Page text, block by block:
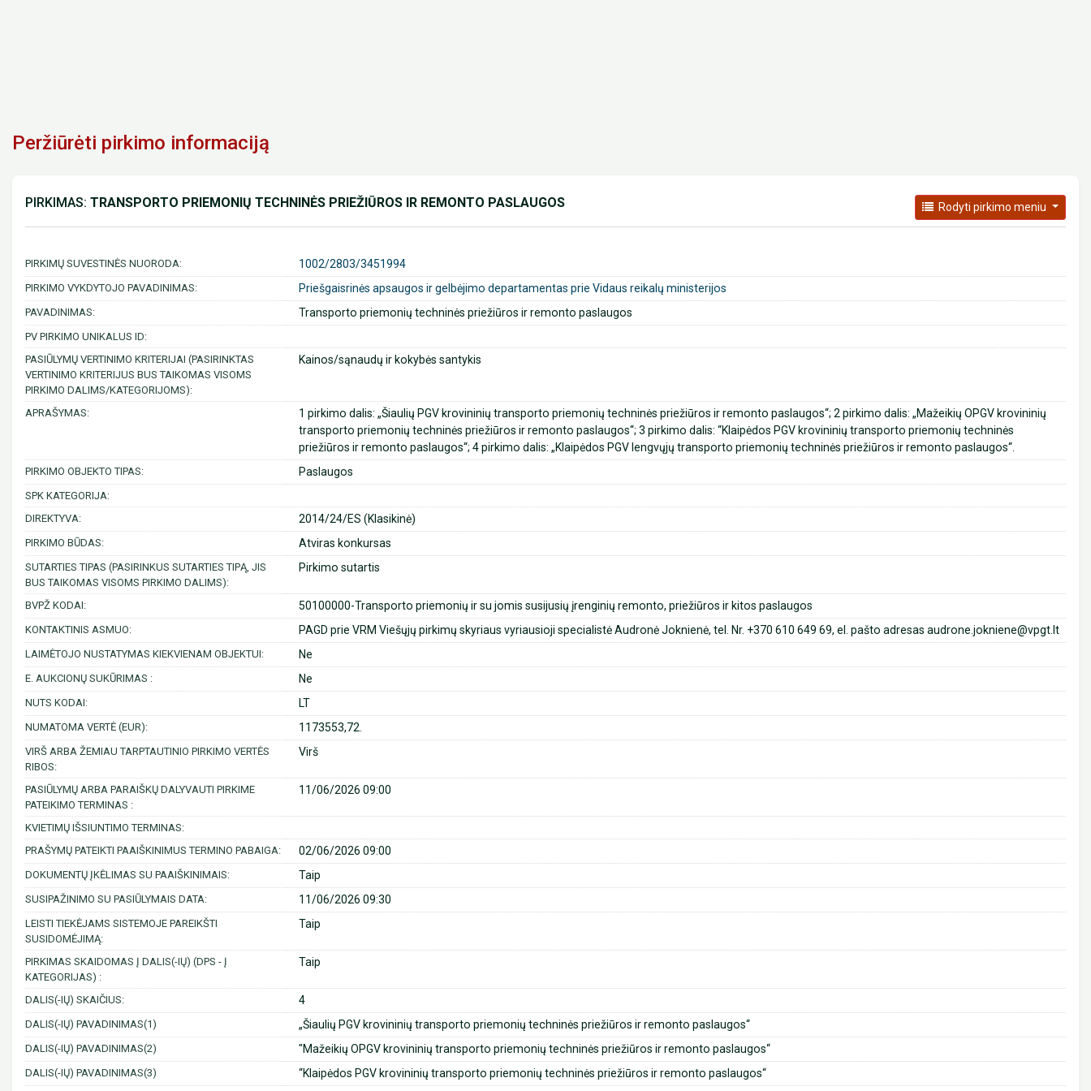
Peržiūrėti pirkimo informaciją
PIRKIMAS: TRANSPORTO PRIEMONIŲ TECHNINĖS PRIEŽIŪROS IR REMONTO PASLAUGOS Rodyti pirkimo meniu
PIRKIMŲ SUVESTINĖS NUORODA: 1002/2803/3451994
PIRKIMO VYKDYTOJO PAVADINIMAS: Priešgaisrinės apsaugos ir gelbėjimo departamentas prie Vidaus reikalų ministerijos
PAVADINIMAS: Transporto priemonių techninės priežiūros ir remonto paslaugos
PV PIRKIMO UNIKALUS ID:
PASIŪLYMŲ VERTINIMO KRITERIJAI (PASIRINKTAS
VERTINIMO KRITERIJUS BUS TAIKOMAS VISOMS
PIRKIMO DALIMS/KATEGORIJOMS):
Kainos/sąnaudų ir kokybės santykis
APRAŠYMAS:
1 pirkimo dalis: „Šiaulių PGV krovininių transporto priemonių techninės priežiūros ir remonto paslaugos“; 2 pirkimo dalis: „Mažeikių OPGV krovininių
transporto priemonių techninės priežiūros ir remonto paslaugos“; 3 pirkimo dalis: “Klaipėdos PGV krovininių transporto priemonių techninės
priežiūros ir remonto paslaugos“; 4 pirkimo dalis: „Klaipėdos PGV lengvųjų transporto priemonių techninės priežiūros ir remonto paslaugos“.
PIRKIMO OBJEKTO TIPAS: Paslaugos
SPK KATEGORIJA:
DIREKTYVA:
2014/24/ES (Klasikinė)
PIRKIMO BŪDAS: Atviras konkursas
SUTARTIES TIPAS (PASIRINKUS SUTARTIES TIPĄ, JIS
BUS TAIKOMAS VISOMS PIRKIMO DALIMS):
Pirkimo sutartis
BVPŽ KODAI: 50100000-Transporto priemonių ir su jomis susijusių įrenginių remonto, priežiūros ir kitos paslaugos
KONTAKTINIS ASMUO: PAGD prie VRM Viešųjų pirkimų skyriaus vyriausioji specialistė Audronė Joknienė, tel. Nr. +370 610 649 69, el. pašto adresas audrone.jokniene@vpgt.lt
LAIMĖTOJO NUSTATYMAS KIEKVIENAM OBJEKTUI: Ne
E. AUKCIONŲ SUKŪRIMAS : Ne
NUTS KODAI: LT
NUMATOMA VERTĖ (EUR): 1173553,72.
VIRŠ ARBA ŽEMIAU TARPTAUTINIO PIRKIMO VERTĖS
RIBOS:
Virš
PASIŪLYMŲ ARBA PARAIŠKŲ DALYVAUTI PIRKIME
PATEIKIMO TERMINAS :
11/06/2026 09:00
KVIETIMŲ IŠSIUNTIMO TERMINAS:
PRAŠYMŲ PATEIKTI PAAIŠKINIMUS TERMINO PABAIGA:
02/06/2026 09:00
DOKUMENTŲ ĮKĖLIMAS SU PAAIŠKINIMAIS: Taip
SUSIPAŽINIMO SU PASIŪLYMAIS DATA: 11/06/2026 09:30
LEISTI TIEKĖJAMS SISTEMOJE PAREIKŠTI
SUSIDOMĖJIMĄ:
Taip
PIRKIMAS SKAIDOMAS Į DALIS(-IŲ) (DPS - Į
KATEGORIJAS) :
Taip
DALIS(-IŲ) SKAIČIUS: 4
DALIS(-IŲ) PAVADINIMAS(1) „Šiaulių PGV krovininių transporto priemonių techninės priežiūros ir remonto paslaugos“
DALIS(-IŲ) PAVADINIMAS(2) "Mažeikių OPGV krovininių transporto priemonių techninės priežiūros ir remonto paslaugos“
DALIS(-IŲ) PAVADINIMAS(3) “Klaipėdos PGV krovininių transporto priemonių techninės priežiūros ir remonto paslaugos“